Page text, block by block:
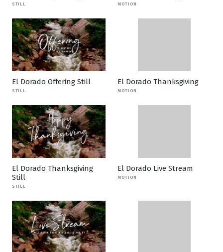
STILL MOTION
El Dorado Offering Still
STILL
El Dorado Thanksgiving
MOTION
El Dorado Thanksgiving
Still
STILL
El Dorado Live Stream
MOTION